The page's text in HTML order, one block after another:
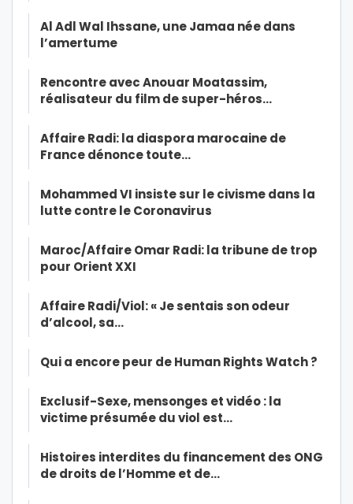
Al Adl Wal Ihssane, une Jamaa née dans
l’amertume
Rencontre avec Anouar Moatassim,
réalisateur du film de super-héros…
Affaire Radi: la diaspora marocaine de
France dénonce toute…
Mohammed VI insiste sur le civisme dans la
lutte contre le Coronavirus
Maroc/Affaire Omar Radi: la tribune de trop
pour Orient XXI
Affaire Radi/Viol: « Je sentais son odeur
d’alcool, sa…
Qui a encore peur de Human Rights Watch ?
Exclusif-Sexe, mensonges et vidéo : la
victime présumée du viol est…
Histoires interdites du financement des ONG
de droits de l’Homme et de…